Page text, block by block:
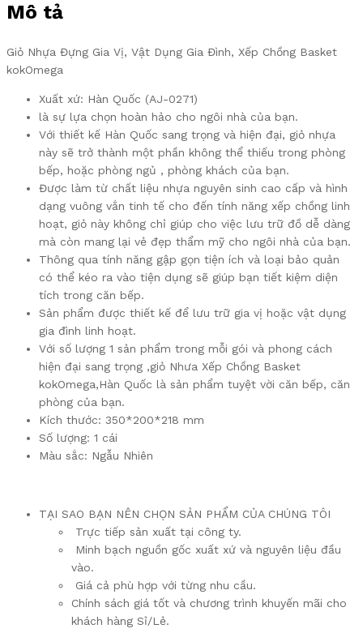
Mô tả
Giỏ Nhựa Đựng Gia Vị, Vật Dụng Gia Đình, Xếp Chồng Basket
kokOmega
Xuất xứ: Hàn Quốc (AJ-0271)
là sự lựa chọn hoàn hảo cho ngôi nhà của bạn.
Với thiết kế Hàn Quốc sang trọng và hiện đại, giỏ nhựa
này sẽ trở thành một phần không thể thiếu trong phòng
bếp, hoặc phòng ngủ , phòng khách của bạn.
Được làm từ chất liệu nhựa nguyên sinh cao cấp và hình
dạng vuông vắn tinh tế cho đến tính năng xếp chồng linh
hoạt, giỏ này không chỉ giúp cho việc lưu trữ đồ dễ dàng
mà còn mang lại vẻ đẹp thẩm mỹ cho ngôi nhà của bạn.
Thông qua tính năng gập gọn tiện ích và loại bảo quản
có thể kéo ra vào tiện dụng sẽ giúp bạn tiết kiệm diện
tích trong căn bếp.
Sản phẩm được thiết kế để lưu trữ gia vị hoặc vật dụng
gia đình linh hoạt.
Với số lượng 1 sản phẩm trong mỗi gói và phong cách
hiện đại sang trọng ,giỏ Nhưa Xếp Chồng Basket
kokOmega,Hàn Quốc là sản phẩm tuyệt vời căn bếp, căn
phòng của bạn.
Kích thước: 350*200*218 mm
Số lượng: 1 cái
Màu sắc: Ngẫu Nhiên
TẠI SAO BẠN NÊN CHỌN SẢN PHẨM CỦA CHÚNG TÔI
Trực tiếp sản xuất tại công ty.
Minh bạch nguồn gốc xuất xứ và nguyên liệu đầu
vào.
Giá cả phù hợp với từng nhu cầu.
Chính sách giá tốt và chương trình khuyến mãi cho
khách hàng Sỉ/Lẻ.